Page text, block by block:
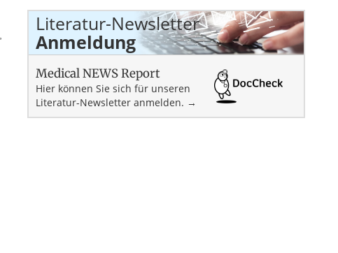
Literatur-Newsletter
Anmeldung
Medical NEWS Report
Hier können Sie sich für unseren
Literatur-Newsletter anmelden. →